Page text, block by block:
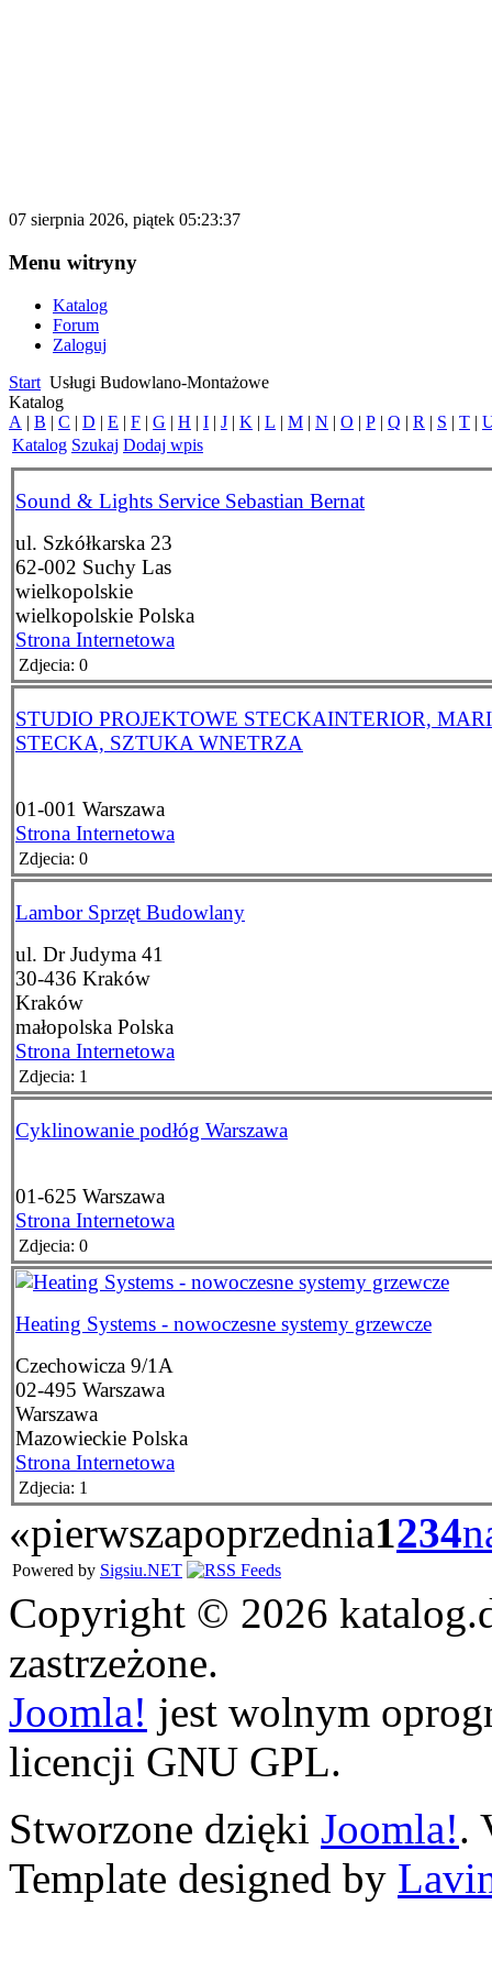
07 sierpnia 2026, piątek 05:23:37
Menu witryny
Katalog
Forum
Zaloguj
Start Usługi Budowlano-Montażowe
Katalog
A | B | C | D | E | F | G | H | I | J | K | L | M | N | O | P | Q | R | S | T |
Katalog Szukaj Dodaj wpis
Sound & Lights Service Sebastian Bernat
ul. Szkółkarska 23
62-002 Suchy Las
wielkopolskie
wielkopolskie Polska
Strona Internetowa
Zdjecia: 0
STUDIO PROJEKTOWE STECKAINTERIOR,
STECKA, SZTUKA WNETRZA
01-001 Warszawa
Strona Internetowa
Zdjecia: 0
Lambor Sprzęt Budowlany
ul. Dr Judyma 41
30-436 Kraków
Kraków
małopolska Polska
Strona Internetowa
Zdjecia: 1
Cyklinowanie podłóg Warszawa
01-625 Warszawa
Strona Internetowa
Zdjecia: 0
Heating Systems - nowoczesne systemy grzewcze
Czechowicza 9/1A
02-495 Warszawa
Warszawa
Mazowieckie Polska
Strona Internetowa
Zdjecia: 1
«pierwszapoprzednia1234
Powered by Sigsiu.NET
Copyright © 2026
zastrzeżone.
Joomla! jest wolnym
licencji GNU GPL.
Stworzone dzięki Joomla!.
Template designed by